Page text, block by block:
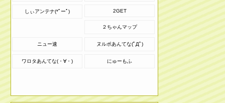
しぃアンテナ(*ﾟーﾟ) 2GET
２ちゃんマップ
ニュー速 ヌルポあんてな(ﾟДﾟ)
ワロタあんてな(・∀・) にゅーもふ